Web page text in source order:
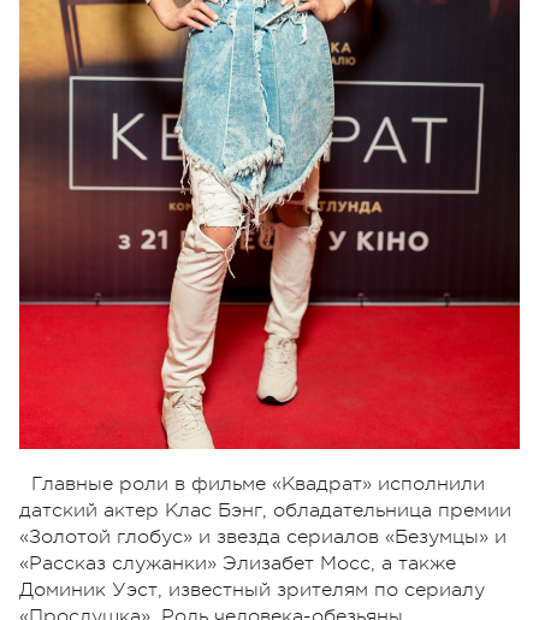
Главные роли в фильме «Квадрат» исполнили
датский актер Клас Бэнг, обладательница премии
«Золотой глобус» и звезда сериалов «Безумцы» и
«Рассказ служанки» Элизабет Мосс, а также
Доминик Уэст, известный зрителям по сериалу